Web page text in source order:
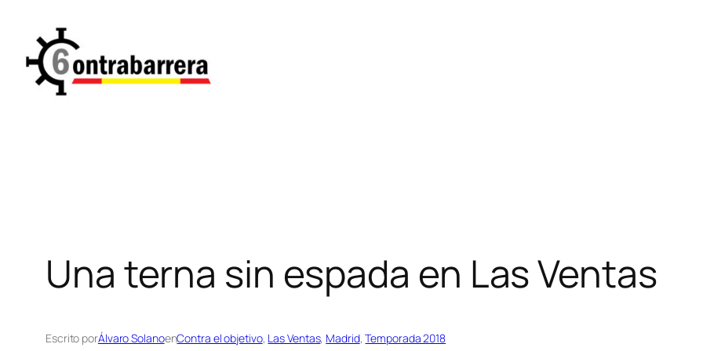
contenido
Una terna sin espada en Las Ventas
Escrito porÁlvaro SolanoenContra el objetivo, Las Ventas, Madrid, Temporada 2018